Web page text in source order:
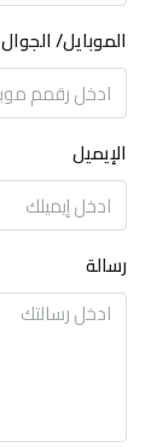
الموبايل/ الجوال
الإيميل
رسالة